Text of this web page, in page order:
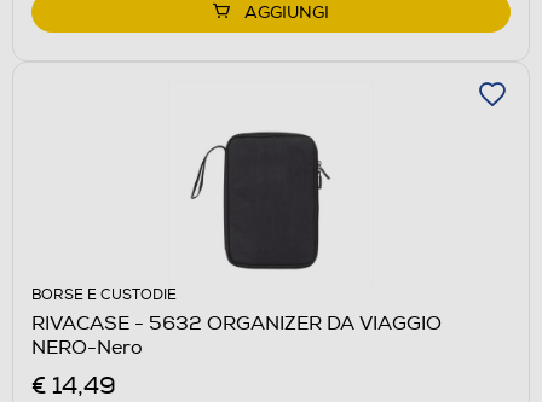
AGGIUNGI
BORSE E CUSTODIE
RIVACASE - 5632 ORGANIZER DA VIAGGIO
NERO-Nero
€ 14,49